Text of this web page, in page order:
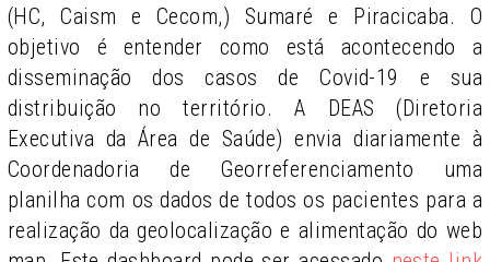
(HC, Caism e Cecom,) Sumaré e Piracicaba. O
objetivo é entender como está acontecendo a
disseminação dos casos de Covid-19 e sua
distribuição no território. A DEAS (Diretoria
Executiva da Área de Saúde) envia diariamente à
Coordenadoria de Georreferenciamento uma
planilha com os dados de todos os pacientes para a
realização da geolocalização e alimentação do web